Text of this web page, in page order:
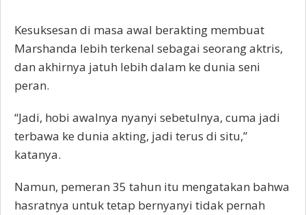
Kesuksesan di masa awal berakting membuat
Marshanda lebih terkenal sebagai seorang aktris,
dan akhirnya jatuh lebih dalam ke dunia seni
peran.
“Jadi, hobi awalnya nyanyi sebetulnya, cuma jadi
terbawa ke dunia akting, jadi terus di situ,”
katanya.
Namun, pemeran 35 tahun itu mengatakan bahwa
hasratnya untuk tetap bernyanyi tidak pernah